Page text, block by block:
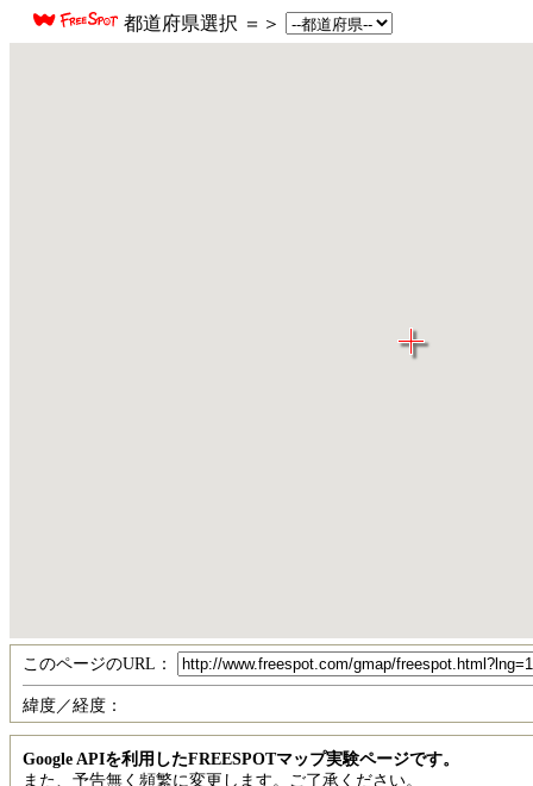
都道府県選択 ＝＞
このページのURL：
緯度／経度：
Google APIを利用したFREESPOTマップ実験ページです。
また、予告無く頻繁に変更します。ご了承ください。